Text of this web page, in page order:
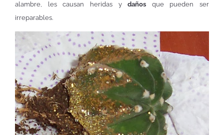
alambre, les causan heridas ydaños que pueden ser
irreparables.